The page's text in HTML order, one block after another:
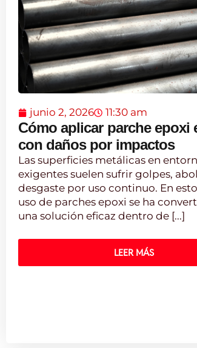
junio 2, 2026 11:30 am
Cómo aplicar parche epoxi
con daños por impactos
Las superficies metálicas en
exigentes suelen sufrir golpes,
desgaste por uso continuo. En
uso de parches epoxi se ha
una solución eficaz dentro de [...]
LEER MÁS